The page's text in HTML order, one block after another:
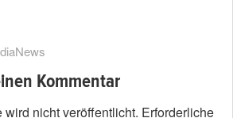
Kommentar
wird nicht veröffentlicht. Erforderliche